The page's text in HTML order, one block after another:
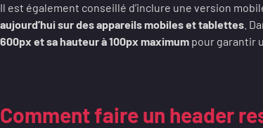
Il est également conseillé d’inclure une version
aujourd’hui sur des appareils mobiles et tablettes .
600px et sa hauteur à 100px maximum pour garantir
Comment faire un header